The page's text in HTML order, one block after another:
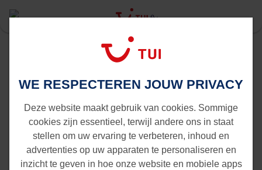
Gran Canaria
Groningen naar Gran Canaria
Vluchten van Groningen naar
Gran Canaria
WE RESPECTEREN JOUW PRIVACY
Deze website maakt gebruik van cookies. Sommige
cookies zijn essentieel, terwijl andere ons in staat
stellen om uw ervaring te verbeteren, inhoud en
advertenties op uw apparaten te personaliseren en
inzicht te geven in hoe onze website en mobiele apps